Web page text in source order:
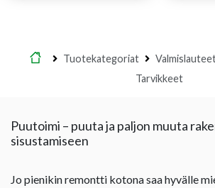
Etusivu
Tuotekategoriat
Tarvikkeet
Puutoimi – puuta ja paljon muuta
sisustamiseen
Jo pienikin remontti kotona saa hyvälle